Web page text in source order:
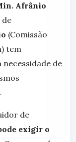
Afrânio
de
(Comissão
tem
de
de
exigir o